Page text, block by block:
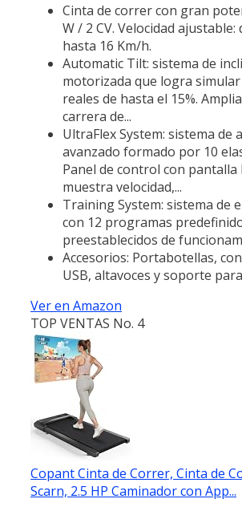
Cinta de correr con gran
W / 2 CV. Velocidad ajustable:
hasta 16 Km/h.
Automatic Tilt: sistema de
motorizada que logra
reales de hasta el 15%.
carrera de...
UltraFlex System: sistema de
avanzado formado por 10
Panel de control con pantalla
muestra velocidad,...
Training System: sistema de
con 12 programas
preestablecidos de
Accesorios: Portabotellas,
USB, altavoces y soporte
Ver en Amazon
TOP VENTAS No. 4
Copant Cinta de Correr, Cinta de
Scarn, 2.5 HP Caminador con App...